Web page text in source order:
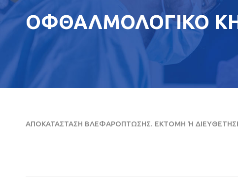
ΟΦΘΑΛΜΟΛΟΓΙΚΟ
ΑΠΟΚΑΤΑΣΤΑΣΗ ΒΛΕΦΑΡΟΠΤΩΣΗΣ. ΕΚΤΟΜΗ Ή